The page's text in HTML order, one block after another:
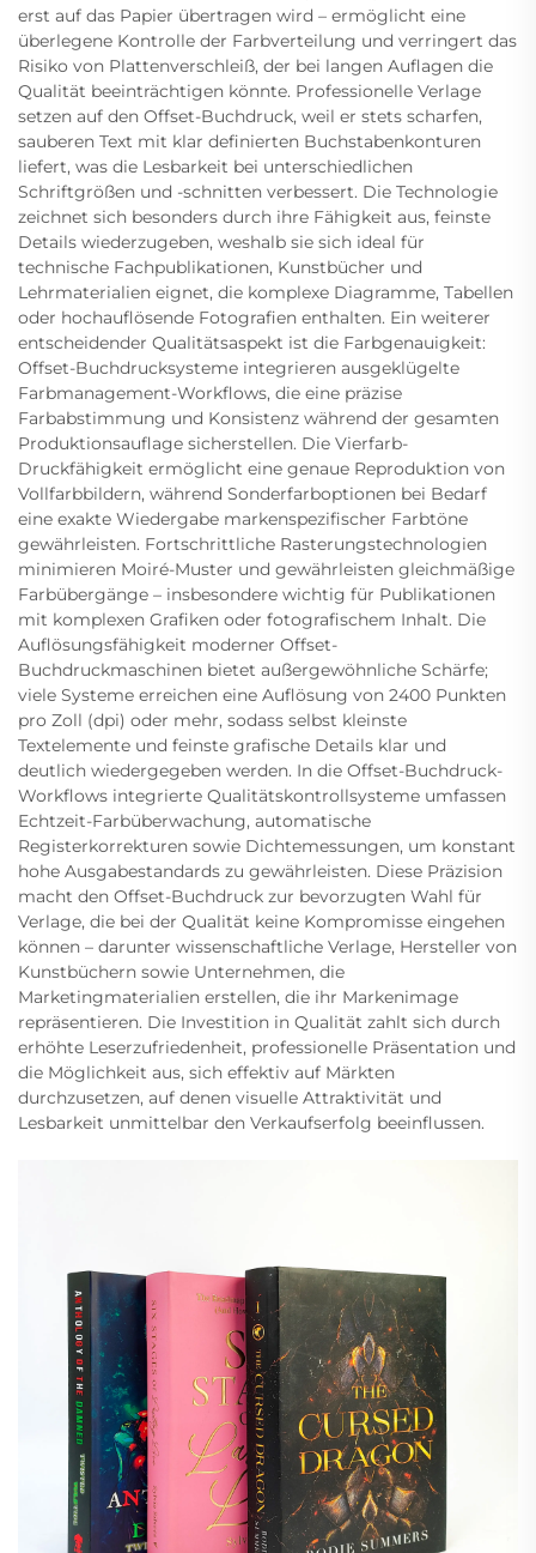
erst auf das Papier übertragen wird – ermöglicht eine
überlegene Kontrolle der Farbverteilung und verringert das
Risiko von Plattenverschleiß, der bei langen Auflagen die
Qualität beeinträchtigen könnte. Professionelle Verlage
setzen auf den Offset-Buchdruck, weil er stets scharfen,
sauberen Text mit klar definierten Buchstabenkonturen
liefert, was die Lesbarkeit bei unterschiedlichen
Schriftgrößen und -schnitten verbessert. Die Technologie
zeichnet sich besonders durch ihre Fähigkeit aus, feinste
Details wiederzugeben, weshalb sie sich ideal für
technische Fachpublikationen, Kunstbücher und
Lehrmaterialien eignet, die komplexe Diagramme, Tabellen
oder hochauflösende Fotografien enthalten. Ein weiterer
entscheidender Qualitätsaspekt ist die Farbgenauigkeit:
Offset-Buchdrucksysteme integrieren ausgeklügelte
Farbmanagement-Workflows, die eine präzise
Farbabstimmung und Konsistenz während der gesamten
Produktionsauflage sicherstellen. Die Vierfarb-
Druckfähigkeit ermöglicht eine genaue Reproduktion von
Vollfarbbildern, während Sonderfarboptionen bei Bedarf
eine exakte Wiedergabe markenspezifischer Farbtöne
gewährleisten. Fortschrittliche Rasterungstechnologien
minimieren Moiré-Muster und gewährleisten gleichmäßige
Farbübergänge – insbesondere wichtig für Publikationen
mit komplexen Grafiken oder fotografischem Inhalt. Die
Auflösungsfähigkeit moderner Offset-
Buchdruckmaschinen bietet außergewöhnliche Schärfe;
viele Systeme erreichen eine Auflösung von 2400 Punkten
pro Zoll (dpi) oder mehr, sodass selbst kleinste
Textelemente und feinste grafische Details klar und
deutlich wiedergegeben werden. In die Offset-Buchdruck-
Workflows integrierte Qualitätskontrollsysteme umfassen
Echtzeit-Farbüberwachung, automatische
Registerkorrekturen sowie Dichtemessungen, um konstant
hohe Ausgabestandards zu gewährleisten. Diese Präzision
macht den Offset-Buchdruck zur bevorzugten Wahl für
Verlage, die bei der Qualität keine Kompromisse eingehen
können – darunter wissenschaftliche Verlage, Hersteller von
Kunstbüchern sowie Unternehmen, die
Marketingmaterialien erstellen, die ihr Markenimage
repräsentieren. Die Investition in Qualität zahlt sich durch
erhöhte Leserzufriedenheit, professionelle Präsentation und
die Möglichkeit aus, sich effektiv auf Märkten
durchzusetzen, auf denen visuelle Attraktivität und
Lesbarkeit unmittelbar den Verkaufserfolg beeinflussen.